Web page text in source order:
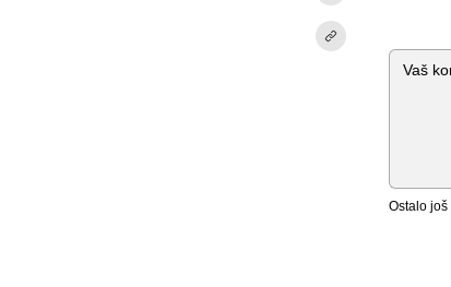
Ostalo još